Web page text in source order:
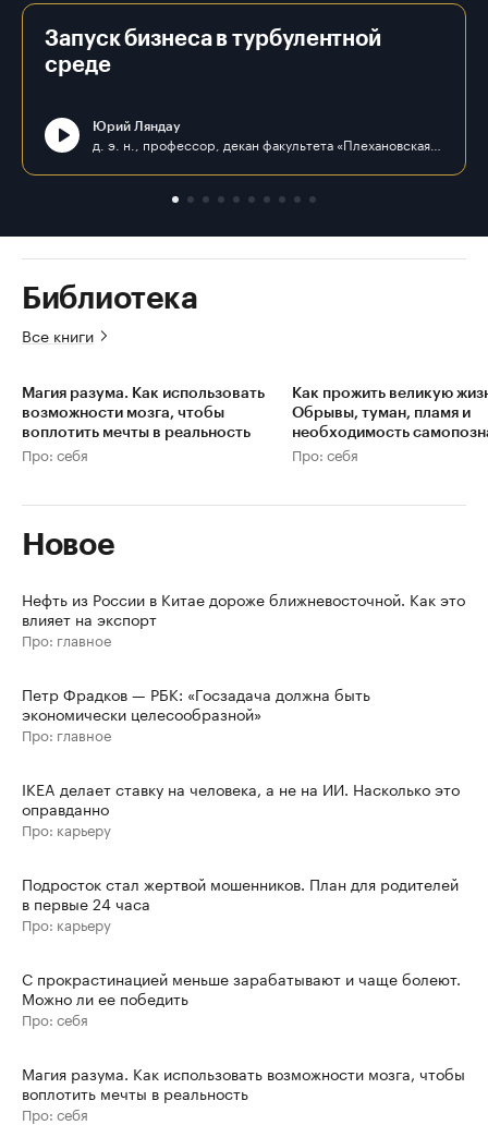
Запуск бизнеса в турбулентной
среде
Юрий Ляндау
Библиотека
Все книги
Магия разума. Как использовать
возможности мозга, чтобы
воплотить мечты в реальность
Про: себя
Как прожить великую
Обрывы, туман, пламя и
необходимость
Про: себя
Новое
Нефть из России в Китае дороже ближневосточной. Как это
влияет на экспорт
Про: главное
Петр Фрадков — РБК: «Госзадача должна быть
экономически целесообразной»
Про: главное
IKEA делает ставку на человека, а не на ИИ. Насколько это
оправданно
Про: карьеру
Подросток стал жертвой мошенников. План для родителей
в первые 24 часа
Про: карьеру
С прокрастинацией меньше зарабатывают и чаще болеют.
Можно ли ее победить
Про: себя
Магия разума. Как использовать возможности мозга, чтобы
воплотить мечты в реальность
Про: себя